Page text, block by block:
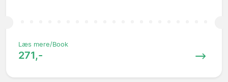
Læs mere/Book
271,-